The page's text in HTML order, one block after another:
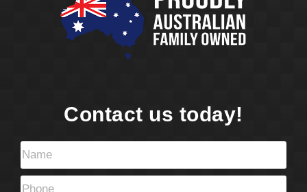
Contact us today!